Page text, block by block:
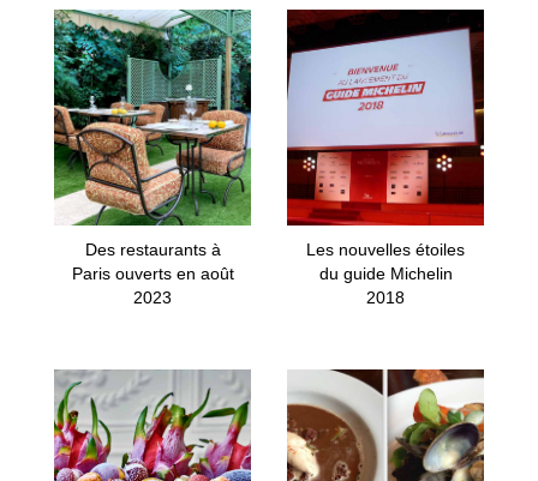
Des restaurants à
Paris ouverts en août
2023
Les nouvelles étoiles
du guide Michelin
2018